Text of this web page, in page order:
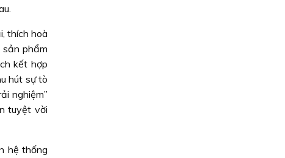
thích hoà
sản phẩm
kết hợp
hút sự tò
nghiệm”
tuyệt vời
hệ thống